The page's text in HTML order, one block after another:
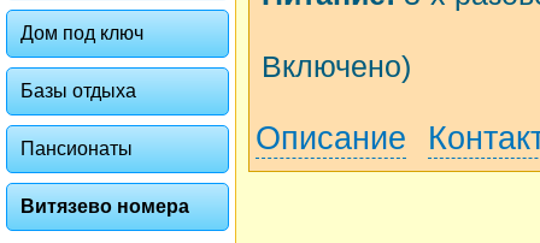
Дом под ключ
Базы отдыха
Пансионаты
Витязево номера
Включено)
Описание